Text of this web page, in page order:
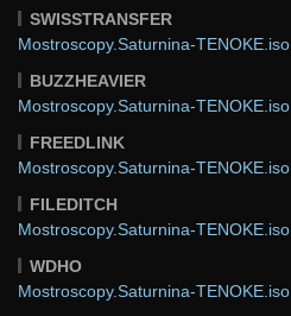
SWISSTRANSFER
Mostroscopy.Saturnina-TENOKE.iso
BUZZHEAVIER
Mostroscopy.Saturnina-TENOKE.iso
FREEDLINK
Mostroscopy.Saturnina-TENOKE.iso
FILEDITCH
Mostroscopy.Saturnina-TENOKE.iso
WDHO
Mostroscopy.Saturnina-TENOKE.iso